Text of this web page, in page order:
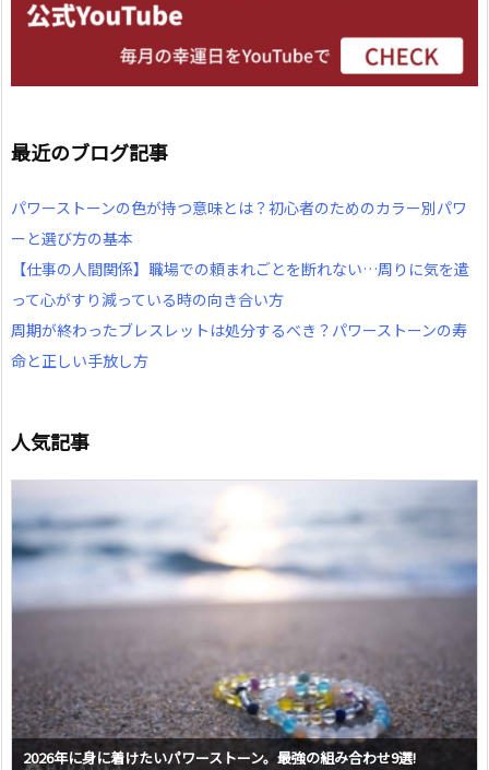
最近のブログ記事
パワーストーンの色が持つ意味とは？初心者のためのカラー別パワ
ーと選び方の基本
【仕事の人間関係】職場での頼まれごとを断れない…周りに気を遣
って心がすり減っている時の向き合い方
周期が終わったブレスレットは処分するべき？パワーストーンの寿
命と正しい手放し方
人気記事
2026年に身に着けたいパワーストーン。最強の組み合わせ9選!